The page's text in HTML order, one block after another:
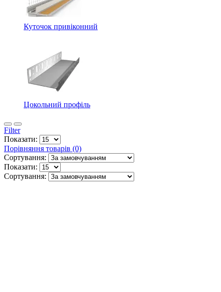
Куточок привіконний
Цокольний профіль
Filter
Показати:
Порівняння товарів (0)
Сортування:
Показати:
Сортування: